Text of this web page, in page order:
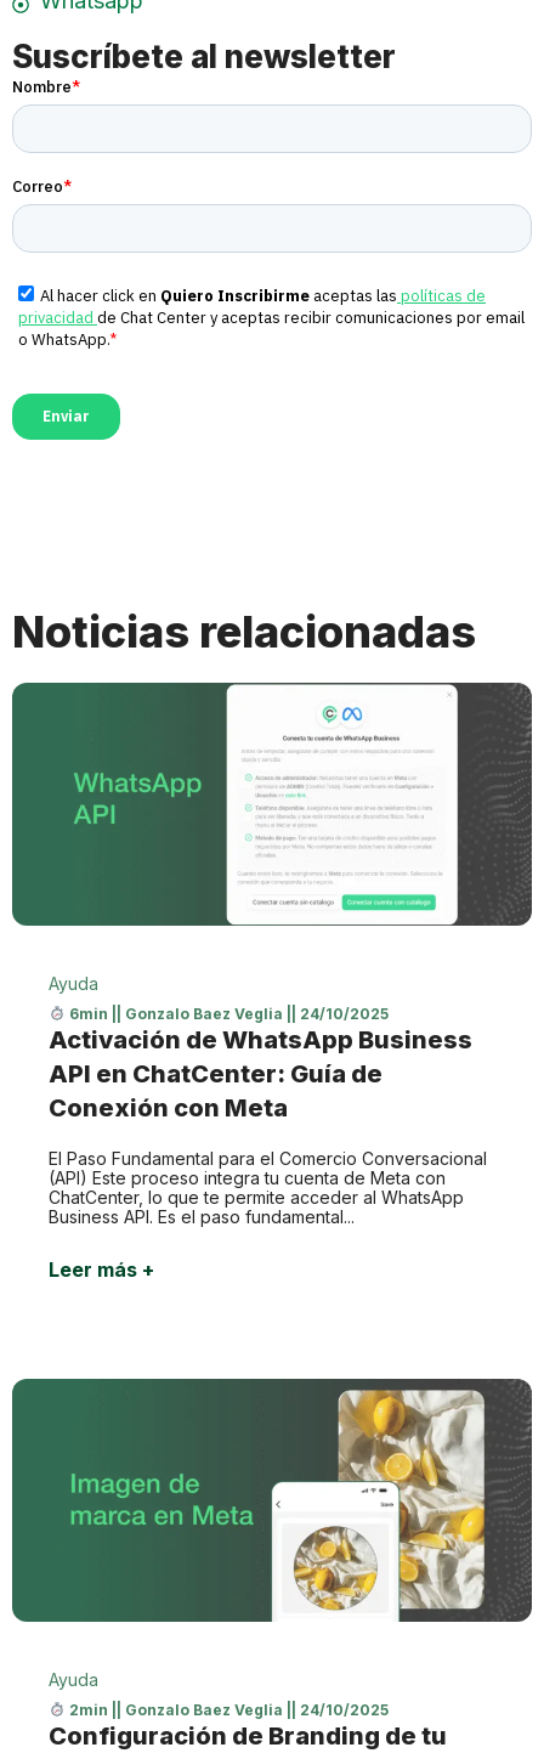
Suscríbete al newsletter
Noticias relacionadas
Ayuda
6min Gonzalo Baez Veglia 24/10/2025
Activación de WhatsApp Business
API en ChatCenter: Guía de
Conexión con Meta
El Paso Fundamental para el Comercio Conversacional
(API) Este proceso integra tu cuenta de Meta con
ChatCenter, lo que te permite acceder al WhatsApp
Business API. Es el paso fundamental...
Leer más +
Ayuda
2min Gonzalo Baez Veglia 24/10/2025
Configuración de Branding de tu